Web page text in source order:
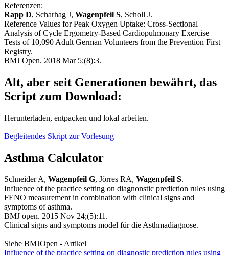
Referenzen:
Rapp D, Scharhag J, Wagenpfeil S, Scholl J.
Reference Values for Peak Oxygen Uptake: Cross-Sectional
Analysis of Cycle Ergometry-Based Cardiopulmonary Exercise
Tests of 10,090 Adult German Volunteers from the Prevention First
Registry.
BMJ Open. 2018 Mar 5;(8):3.
Alt, aber seit Generationen bewährt, das
Script zum Download:
Herunterladen, entpacken und lokal arbeiten.
Begleitendes Skript zur Vorlesung
Asthma Calculator
Schneider A, Wagenpfeil G, Jörres RA, Wagenpfeil S.
Influence of the practice setting on diagnonstic prediction rules using
FENO measurement in combination with clinical signs and
symptoms of asthma.
BMJ open. 2015 Nov 24;(5):11.
Clinical signs and symptoms model für die Asthmadiagnose.
Siehe BMJOpen - Artikel
Influence of the practice setting on diagnostic prediction rules using